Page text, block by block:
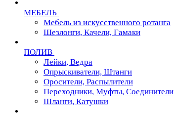
МЕБЕЛЬ
Мебель из искусственного ротанга
Шезлонги, Качели, Гамаки
ПОЛИВ
Лейки, Ведра
Опрыскиватели, Штанги
Оросители, Распылители
Переходники, Муфты, Соединители
Шланги, Катушки